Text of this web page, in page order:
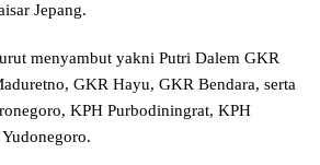
Jepang.
menyambut yakni Putri Dalem GKR
GKR Hayu, GKR Bendara, serta
KPH Purbodiningrat, KPH